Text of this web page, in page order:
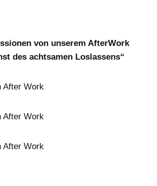
von unserem AfterWork
des achtsamen Loslassens“